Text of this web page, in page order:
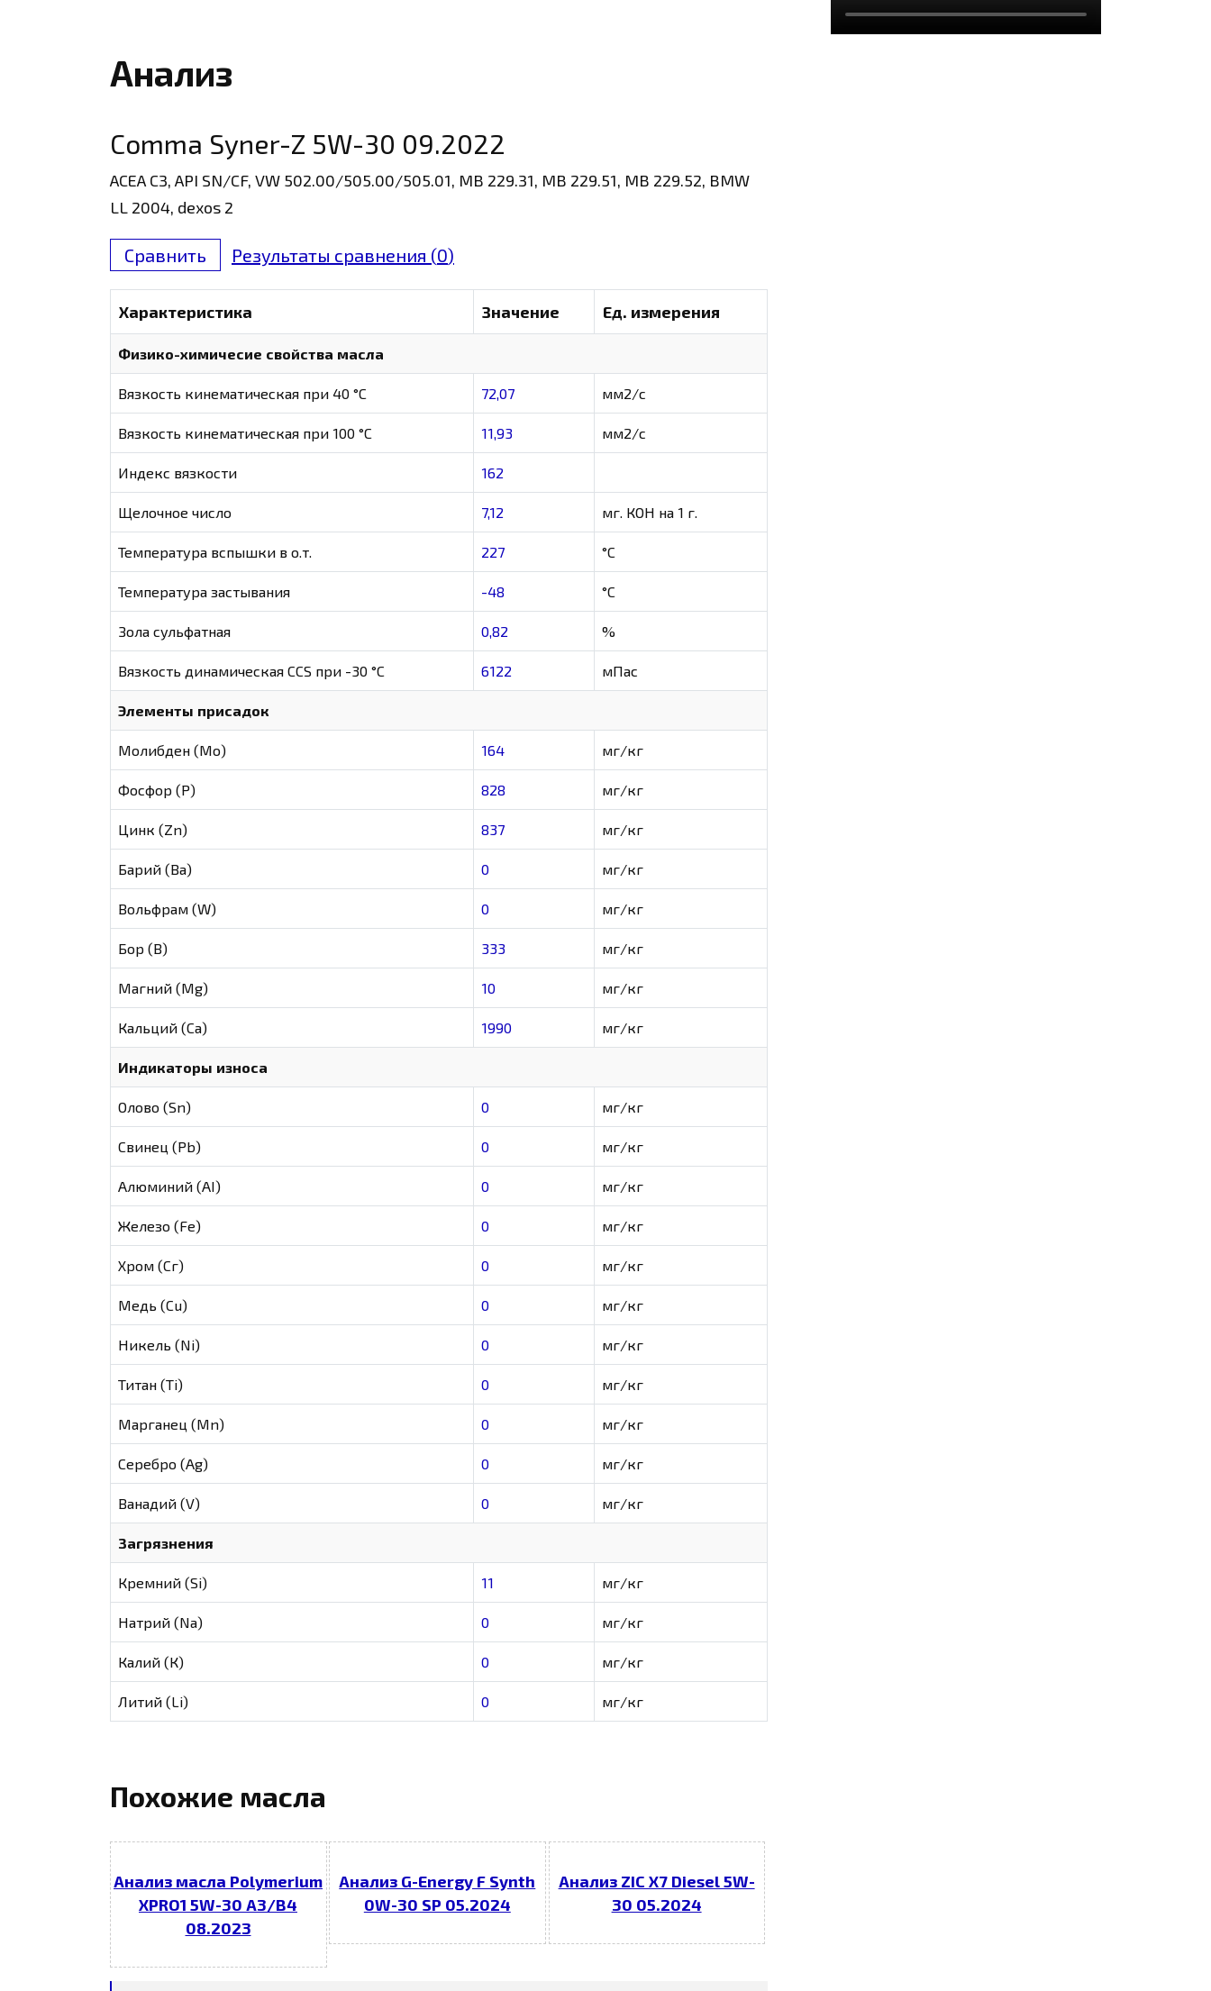
Анализ
Comma Syner-Z 5W-30 09.2022
ACEA C3, API SN/CF, VW 502.00/505.00/505.01, MB 229.31, MB 229.51, MB 229.52, BMW
LL 2004, dexos 2
Сравнить Результаты сравнения (0)
Характеристика Значение Ед. измерения
Физико-химичесие свойства масла
Вязкость кинематическая при 40 °С 72,07 мм2/с
Вязкость кинематическая при 100 °С 11,93 мм2/с
Индекс вязкости 162
Щелочное число 7,12 мг. КОН на 1 г.
Температура вспышки в о.т. 227 °C
Температура застывания -48 °C
Зола сульфатная 0,82 %
Вязкость динамическая CCS при -30 °С 6122 мПас
Элементы присадок
Молибден (Мо) 164 мг/кг
Фосфор (Р) 828 мг/кг
Цинк (Zn) 837 мг/кг
Барий (Ва) 0 мг/кг
Вольфрам (W) 0 мг/кг
Бор (В) 333 мг/кг
Магний (Mg) 10 мг/кг
Кальций (Са) 1990 мг/кг
Индикаторы износа
Олово (Sn) 0 мг/кг
Свинец (Pb) 0 мг/кг
Алюминий (AI) 0 мг/кг
Железо (Fe) 0 мг/кг
Хром (Сг) 0 мг/кг
Медь (Cu) 0 мг/кг
Никель (Ni) 0 мг/кг
Титан (Ti) 0 мг/кг
Марганец (Mn) 0 мг/кг
Серебро (Ag) 0 мг/кг
Ванадий (V) 0 мг/кг
Загрязнения
Кремний (Si) 11 мг/кг
Натрий (Na) 0 мг/кг
Калий (К) 0 мг/кг
Литий (Li) 0 мг/кг
Похожие масла
Анализ масла Polymerium
XPRO1 5W-30 A3/B4
08.2023
Анализ G-Energy F Synth
0W-30 SP 05.2024
Анализ ZIC X7 Diesel 5W-
30 05.2024